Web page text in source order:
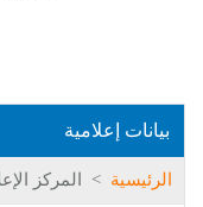
بيانات إعلامية
الرئيسية > المركز